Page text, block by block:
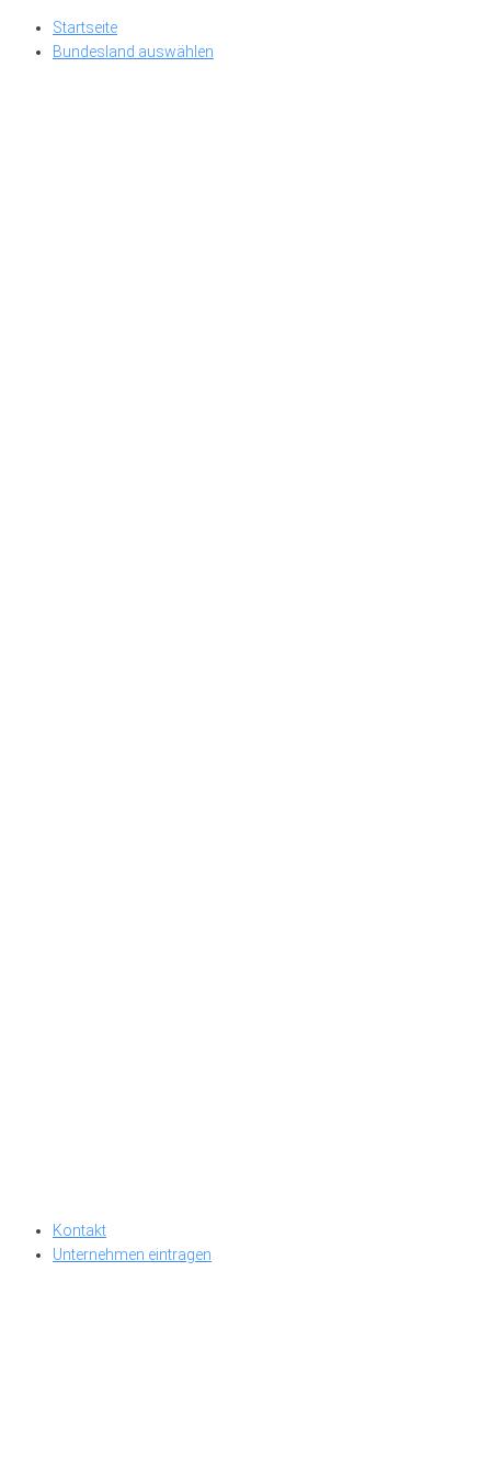
Skip
Startseite
Bundesland auswählen
Kontakt
Unternehmen eintragen